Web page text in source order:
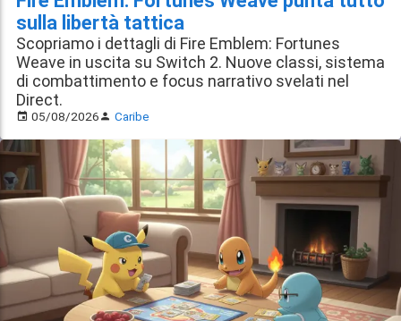
sulla libertà tattica
Scopriamo i dettagli di Fire Emblem: Fortunes
Weave in uscita su Switch 2. Nuove classi, sistema
di combattimento e focus narrativo svelati nel
Direct.
05/08/2026 Caribe